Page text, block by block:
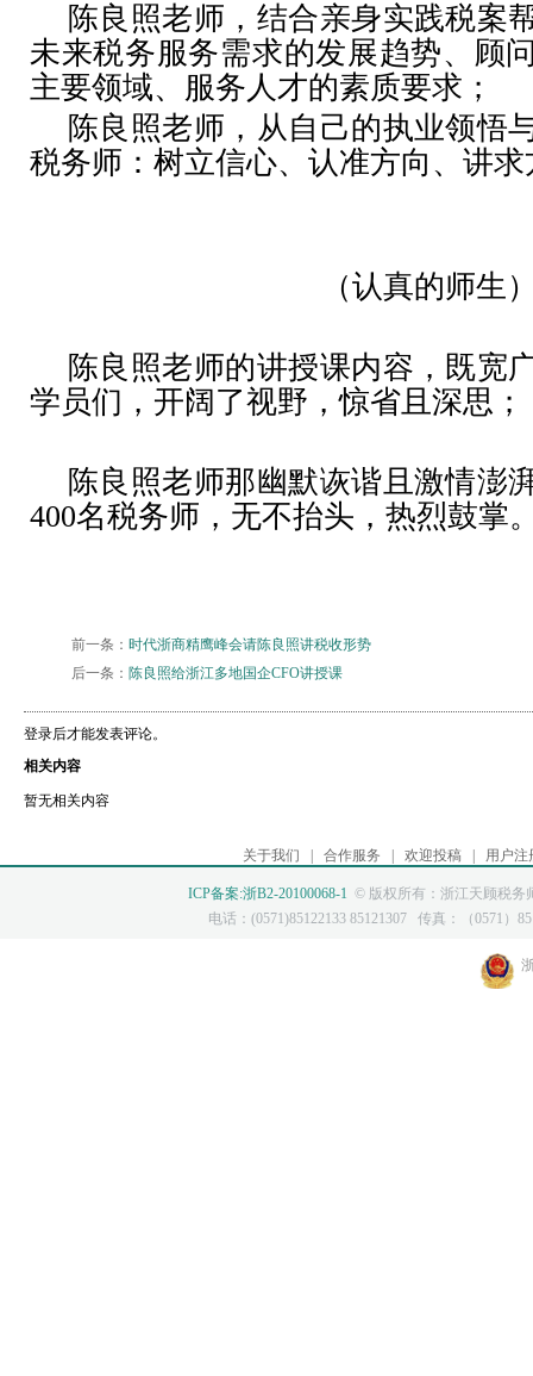
陈良照老师，结合亲身实践税案
未来税务服务需求的发展趋势、顾
主要领域、服务人才的素质要求；
陈良照老师，从自己的执业领悟
税务师：树立信心、认准方向、讲
（认真的师生
陈良照老师的讲授课内容，既宽
学员们，开阔了视野，惊省且深思；
陈良照老师那幽默诙谐且激情澎
400名税务师，无不抬头，热烈鼓掌
前一条： 时代浙商精鹰峰会请陈良照讲税收形势
后一条： 陈良照给浙江多地国企CFO讲授课
登录后才能发表评论。
相关内容
暂无相关内容
关于我们 合作服务 欢迎投稿 用户注
ICP备案:浙B2-20100068-1 © 版权所有：浙江天顾税务
电话：(0571)85122133 85121307 传真：（0571）